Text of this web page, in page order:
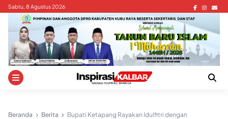
Skip
content
Sabtu, 8 Agustus 2026
Beranda Berita
Bupati Ketapang Rayakan Idulfitri dengan